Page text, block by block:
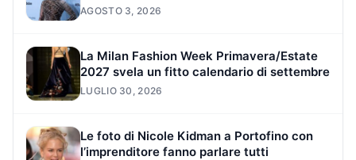
AGOSTO 3, 2026
La Milan Fashion Week Primavera/Estate
2027 svela un fitto calendario di settembre
LUGLIO 30, 2026
Le foto di Nicole Kidman a Portofino con
l’imprenditore fanno parlare tutti